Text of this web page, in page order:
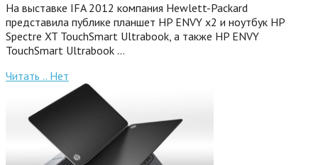
На выставке IFA 2012 компания Hewlett-Packard
представила публике планшет HP ENVY x2 и ноутбук HP
Spectre XT TouchSmart Ultrabook, а также HP ENVY
TouchSmart Ultrabook …
Читать .. Нет